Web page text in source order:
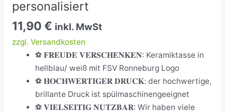
personalisiert
11,90 € inkl. MwSt
zzgl. Versandkosten
⚽ 𝐅𝐑𝐄𝐔𝐃𝐄 𝐕𝐄𝐑𝐒𝐂𝐇𝐄𝐍𝐊𝐄𝐍: Keramiktasse in
hellblau/ weiß mit FSV Ronneburg Logo
⚽ 𝐇𝐎𝐂𝐇𝐖𝐄𝐑𝐓𝐈𝐆𝐄𝐑 𝐃𝐑𝐔𝐂𝐊: der hochwertige,
brillante Druck ist spülmaschinengeeignet
⚽ 𝐕𝐈𝐄𝐋𝐒𝐄𝐈𝐓𝐈𝐆 𝐍𝐔𝐓𝐙𝐁𝐀𝐑: Wir haben viele